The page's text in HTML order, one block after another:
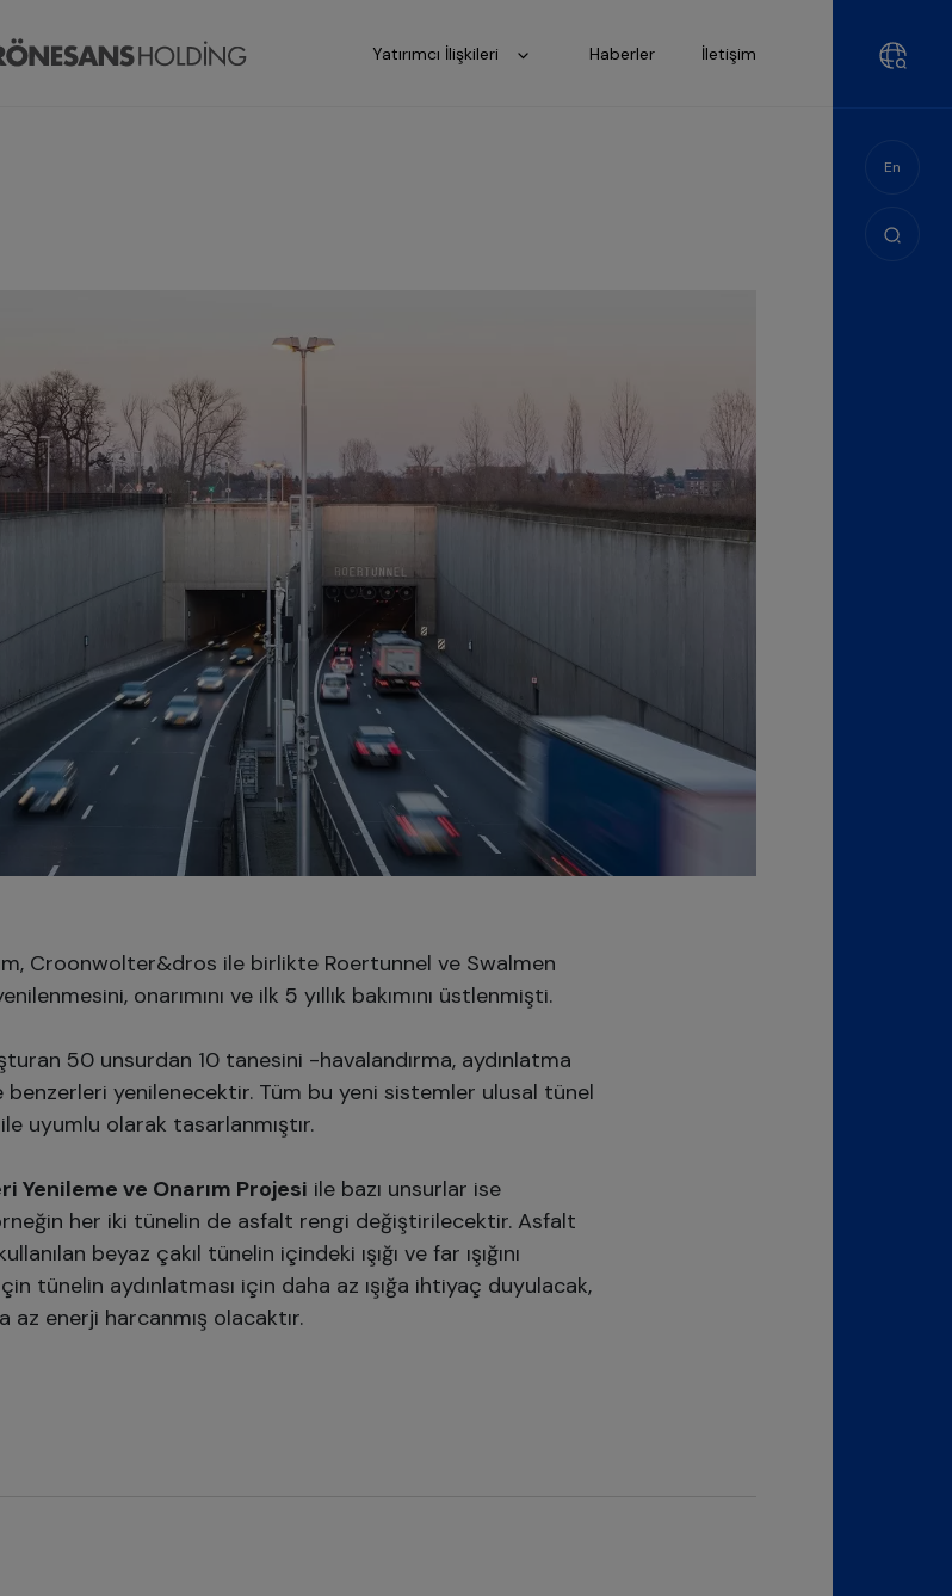
Yatırımcı İlişkileri Haberler İletişim
En
Croonwolter&dros ile birlikte Roertunnel ve Swalmen
onarımını ve ilk 5 yıllık bakımını üstlenmişti.
50 unsurdan 10 tanesini -havalandırma, aydınlatma
yenilenecektir. Tüm bu yeni sistemler ulusal tünel
uyumlu olarak tasarlanmıştır.
Yenileme ve Onarım Projesi ile bazı unsurlar ise
her iki tünelin de asfalt rengi değiştirilecektir. Asfalt
beyaz çakıl tünelin içindeki ışığı ve far ışığını
tünelin aydınlatması için daha az ışığa ihtiyaç duyulacak,
az enerji harcanmış olacaktır.